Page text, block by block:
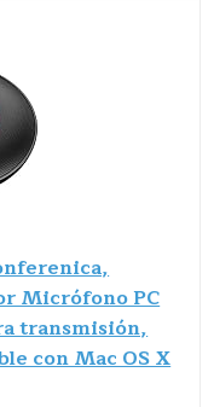
Micrófono PC
transmisión,
con Mac OS X